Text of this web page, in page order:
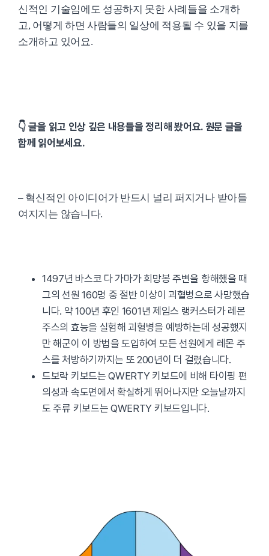
신적인 기술임에도 성공하지 못한 사례들을 소개하
고, 어떻게 하면 사람들의 일상에 적용될 수 있을 지를
소개하고 있어요.
👇 글을 읽고 인상 깊은 내용들을 정리해 봤어요. 원문 글을
함께 읽어보세요.
– 혁신적인 아이디어가 반드시 널리 퍼지거나 받아들
여지지는 않습니다.
1497년 바스코 다 가마가 희망봉 주변을 항해했을 때
그의 선원 160명 중 절반 이상이 괴혈병으로 사망했습
니다. 약 100년 후인 1601년 제임스 랭커스터가 레몬
주스의 효능을 실험해 괴혈병을 예방하는데 성공했지
만 해군이 이 방법을 도입하여 모든 선원에게 레몬 주
스를 처방하기까지는 또 200년이 더 걸렸습니다.
드보락 키보드는 QWERTY 키보드에 비해 타이핑 편
의성과 속도면에서 확실하게 뛰어나지만 오늘날까지
도 주류 키보드는 QWERTY 키보드입니다.